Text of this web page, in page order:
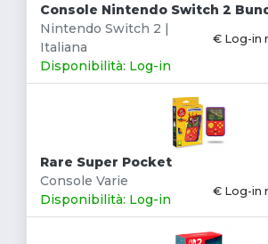
Console Nintendo Switch 2
Nintendo Switch 2 |
Italiana
Disponibilità: Log-in
€ Log-in
Rare Super Pocket
Console Varie
Disponibilità: Log-in
€ Log-in